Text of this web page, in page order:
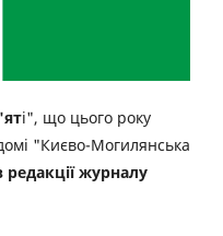
і", що цього року
"Києво-Могилянська
журналу